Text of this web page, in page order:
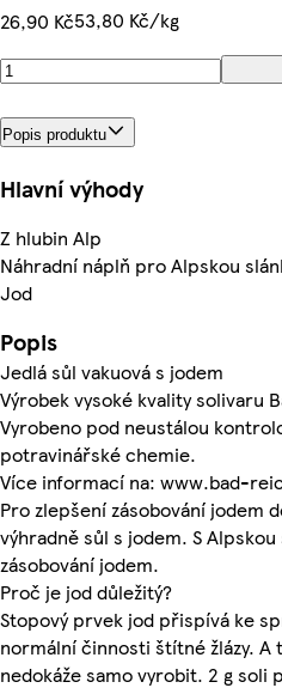
26,90 Kč53,80 Kč/kg
Popis produktu
Hlavní výhody
Z hlubin Alp
Náhradní náplň pro Alpskou
Jod
Popis
Jedlá sůl vakuová s jodem
Výrobek vysoké kvality solivaru
Vyrobeno pod neustálou
potravinářské chemie.
Více informací na: www.bad-
Pro zlepšení zásobování jodem
výhradně sůl s jodem. S
zásobování jodem.
Proč je jod důležitý?
Stopový prvek jod přispívá ke
normální činnosti štítné žlázy.
nedokáže samo vyrobit. 2 g soli